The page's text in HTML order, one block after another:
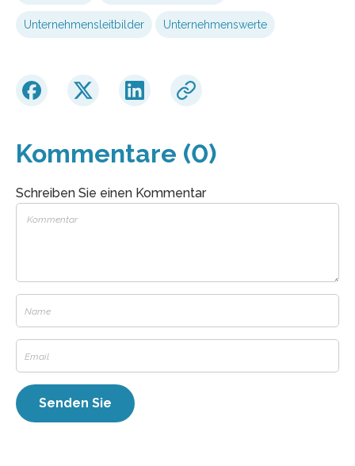
Unternehmensleitbilder Unternehmenswerte
Kommentare (0)
Schreiben Sie einen Kommentar